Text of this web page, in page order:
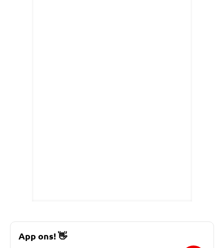
App ons!👋